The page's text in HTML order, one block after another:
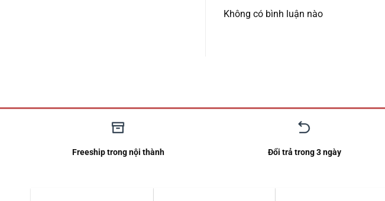
Không có bình luận nào
Freeship trong nội thành Đổi trả trong 3 ngày